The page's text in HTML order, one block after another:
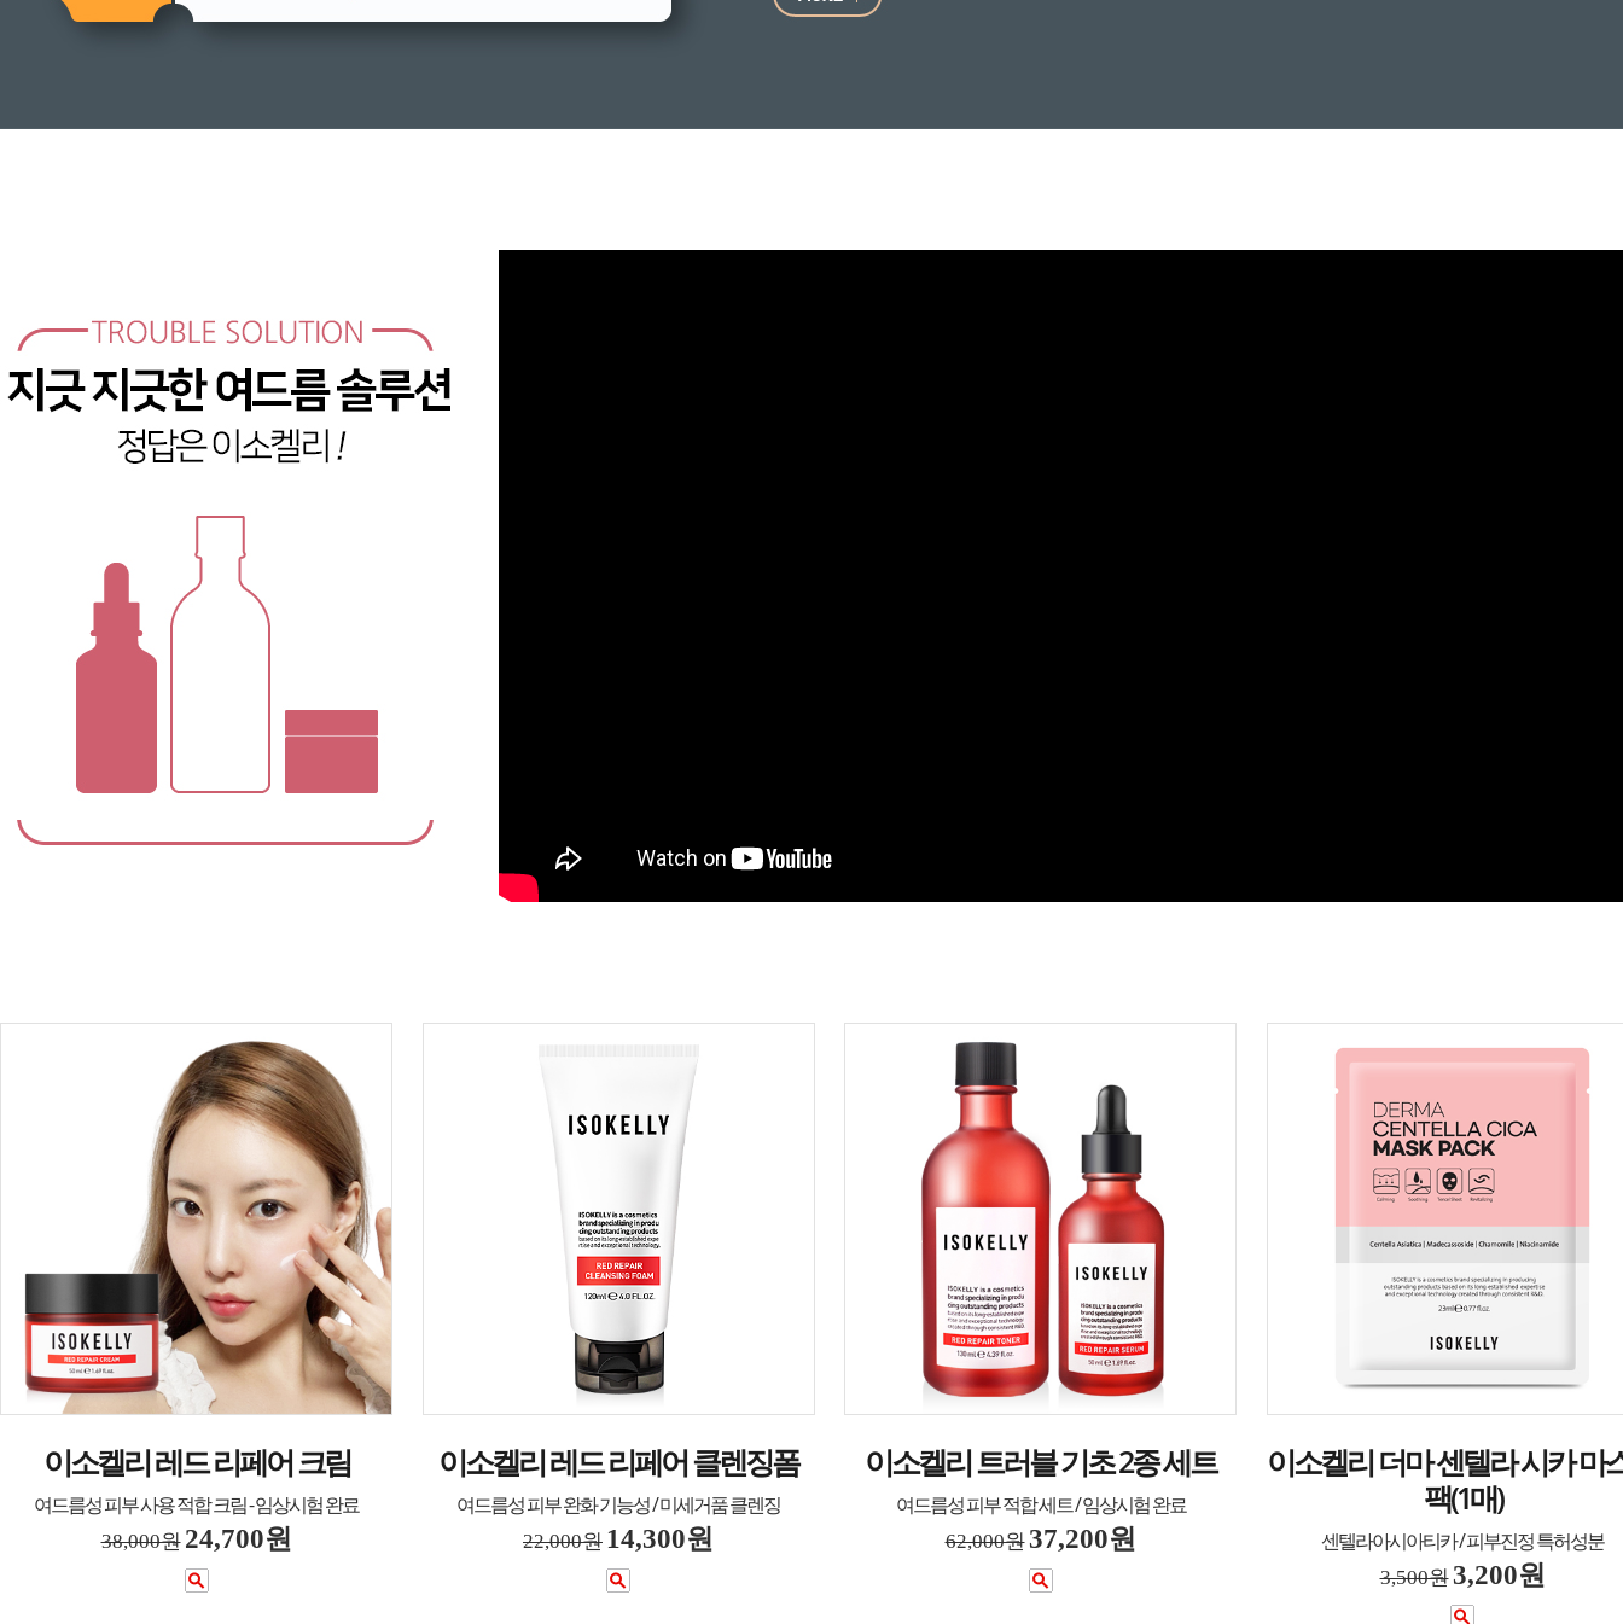
이소켈리 레드 리페어 크림
여드름성 피부 사용 적합 크림 - 임상시험 완료
38,000원 24,700원
이소켈리 레드 리페어 클렌징폼
여드름성 피부 완화 기능성 / 미세거품 클렌징
22,000원 14,300원
이소켈리 트러블 기초 2종 세트
여드름성 피부 적합 세트 / 임상시험 완료
62,000원37,200원
이소켈리 더마 센텔라 시카 마
팩(1매)
센텔라아시아티카 / 피부진정 특허성분
3,500원3,200원